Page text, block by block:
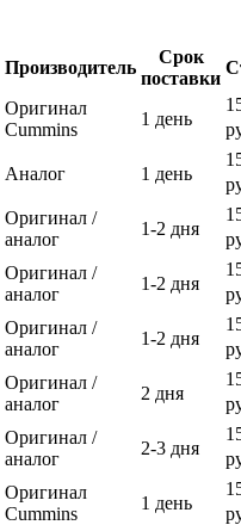
Производитель
Срок
поставки
Оригинал
Cummins
1 день
Аналог 1 день
Оригинал /
аналог
1-2 дня
Оригинал /
аналог
1-2 дня
Оригинал /
аналог
1-2 дня
Оригинал /
аналог
2 дня
Оригинал /
аналог
2-3 дня
Оригинал
Cummins
1 день